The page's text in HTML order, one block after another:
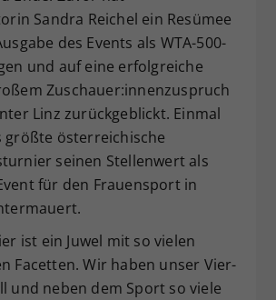
Sandra Reichel ein Resümee
des Events als WTA-500-
und auf eine erfolgreiche
Zuschauer:innenzuspruch
Linz zurückgeblickt. Einmal
größte österreichische
seinen Stellenwert als
für den Frauensport in
ist ein Juwel mit so vielen
Facetten. Wir haben unser Vier-
und neben dem Sport so viele
Wert speichert Ihre Consent-
Unter anderem eine
generierte ID, für die
historische Speicherung Ihrer
vorgenommen Einstellungen, falls der
Betreiber dies eingestellt